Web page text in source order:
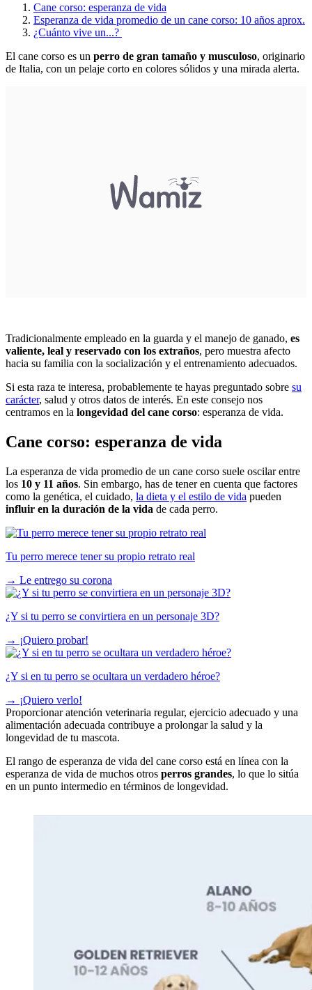
Cane corso: esperanza de vida
Esperanza de vida promedio de un cane corso: 10 años aprox.
¿Cuánto vive un...?
El cane corso es un perro de gran tamaño y musculoso, originario
de Italia, con un pelaje corto en colores sólidos y una mirada alerta.
Tradicionalmente empleado en la guarda y el manejo de ganado, es
valiente, leal y reservado con los extraños, pero muestra afecto
hacia su familia con la socialización y el entrenamiento adecuados.
Si esta raza te interesa, probablemente te hayas preguntado sobre su
carácter, salud y otros datos de interés. En este consejo nos
centramos en la longevidad del cane corso: esperanza de vida.
Cane corso: esperanza de vida
La esperanza de vida promedio de un cane corso suele oscilar entre
los 10 y 11 años. Sin embargo, has de tener en cuenta que factores
como la genética, el cuidado, la dieta y el estilo de vida pueden
influir en la duración de la vida de cada perro.
Tu perro merece tener su propio retrato real
→ Le entrego su corona
¿Y si tu perro se convirtiera en un personaje 3D?
→ ¡Quiero probar!
¿Y si en tu perro se ocultara un verdadero héroe?
→ ¡Quiero verlo!
Proporcionar atención veterinaria regular, ejercicio adecuado y una
alimentación adecuada contribuye a prolongar la salud y la
longevidad de tu mascota.
El rango de esperanza de vida del cane corso está en línea con la
esperanza de vida de muchos otros perros grandes, lo que lo sitúa
en un punto intermedio en términos de longevidad.